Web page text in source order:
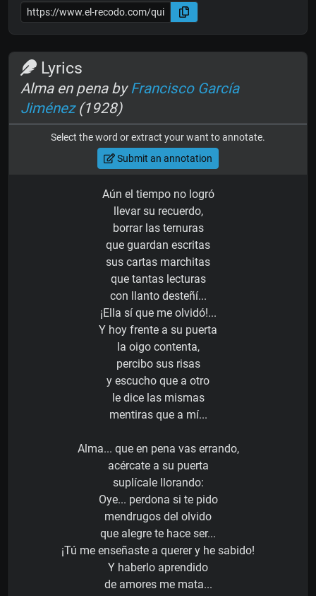
Lyrics
Alma en pena byFrancisco García
Jiménez(1928)
Select the word or extract your want to annotate.
Submit an annotation
Aún el tiempo no logró
llevar su recuerdo,
borrar las ternuras
que guardan escritas
sus cartas marchitas
que tantas lecturas
con llanto desteñí...
¡Ella sí que me olvidó!...
Y hoy frente a su puerta
la oigo contenta,
percibo sus risas
y escucho que a otro
le dice las mismas
mentiras que a mí...
Alma... que en pena vas errando,
acércate a su puerta
suplícale llorando:
Oye... perdona si te pido
mendrugos del olvido
que alegre te hace ser...
¡Tú me enseñaste a querer y he sabido!
Y haberlo aprendido
de amores me mata...